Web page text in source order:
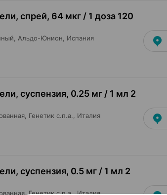
спрей, 64 мкг / 1 доза 120
Альдо-Юнион , Испания
суспензия, 0.25 мг / 1 мл 2
Генетик с.п.а.
, Италия
суспензия, 0.5 мг / 1 мл 2
Генетик с.п.а., Италия